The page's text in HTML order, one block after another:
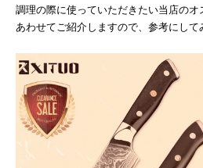
調理の際に使っていただきたい当店のオ
あわせてご紹介しますので、参考にして